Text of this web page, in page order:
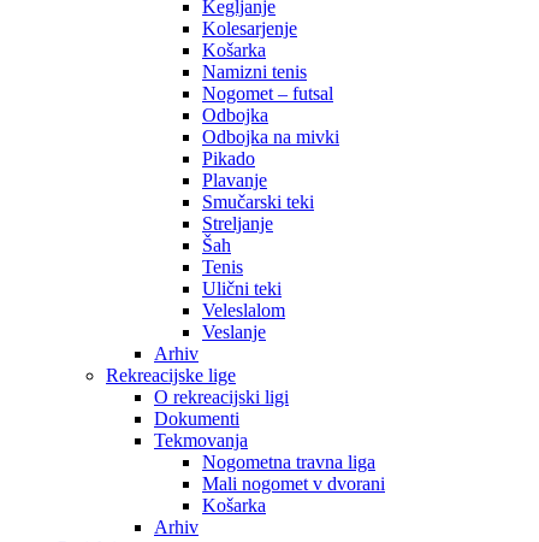
Kegljanje
Kolesarjenje
Košarka
Namizni tenis
Nogomet – futsal
Odbojka
Odbojka na mivki
Pikado
Plavanje
Smučarski teki
Streljanje
Šah
Tenis
Ulični teki
Veleslalom
Veslanje
Arhiv
Rekreacijske lige
O rekreacijski ligi
Dokumenti
Tekmovanja
Nogometna travna liga
Mali nogomet v dvorani
Košarka
Arhiv